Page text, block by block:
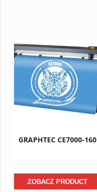
GRAPHTEC CE7000-160
ZOBACZ PRODUCT